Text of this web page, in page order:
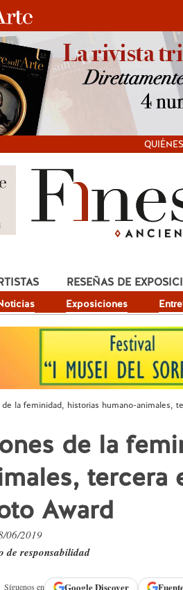
Exposiciones
RESEÑAS DE
la feminidad, historias humano-animales,
de la
tercera
Award
06/2019
de responsabilidad
Síguenos en GoogleDiscover